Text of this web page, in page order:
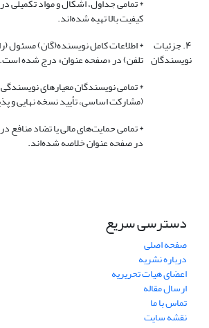
* تمامی جداول، اشکال و مواد تکمیلی
کیفیت بالا تهیه شده‌اند.
۴. جزئیات
نویسندگان
* اطلاعات کامل نویسنده(گان) مسئول
تلفن) در «صفحه عنوان» درج شده است.
* تمامی نویسندگان معیارهای
(مشارکت اساسی، تأیید نسخه نهایی و
* تمامی حمایت‌های مالی یا تضاد منافع
در صفحه عنوان خلاصه شده‌اند.
دسترسی سریع
صفحه اصلی
درباره نشریه
اعضای هیات تحریریه
ارسال مقاله
تماس با ما
نقشه سایت